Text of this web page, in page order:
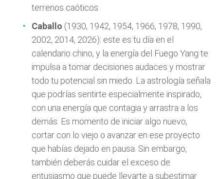
terrenos caóticos
Caballo (1930, 1942, 1954, 1966, 1978, 1990,
2002, 2014, 2026): este es tu día en el
calendario chino, y la energía del Fuego Yang te
impulsa a tomar decisiones audaces y mostrar
todo tu potencial sin miedo. La astrología señala
que podrías sentirte especialmente inspirado,
con una energía que contagia y arrastra a los
demás. Es momento de iniciar algo nuevo,
cortar con lo viejo o avanzar en ese proyecto
que habías dejado en pausa. Sin embargo,
también deberás cuidar el exceso de
entusiasmo que puede llevarte a subestimar